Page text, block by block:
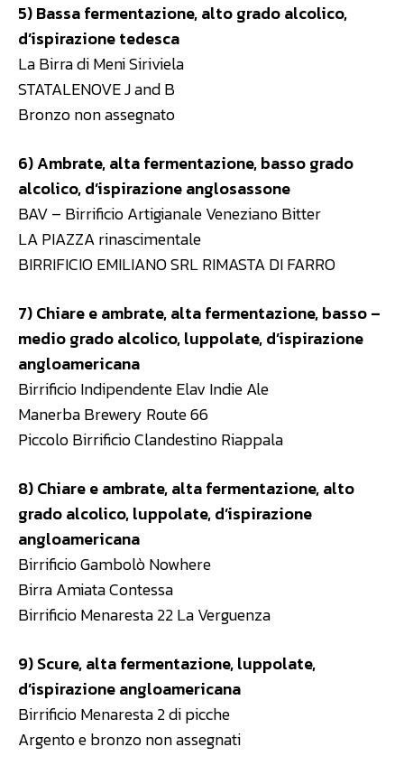
5) Bassa fermentazione, alto grado alcolico,
d’ispirazione tedesca
La Birra di Meni Siriviela
STATALENOVE J and B
Bronzo non assegnato
6) Ambrate, alta fermentazione, basso grado
alcolico, d’ispirazioneanglosassone
BAV – Birrificio Artigianale Veneziano Bitter
LA PIAZZA rinascimentale
BIRRIFICIO EMILIANO SRL RIMASTA DI FARRO
7) Chiare e ambrate, alta fermentazione, basso –
medio grado alcolico, luppolate, d’ispirazione
angloamericana
Birrificio Indipendente Elav Indie Ale
Manerba Brewery Route 66
Piccolo Birrificio Clandestino Riappala
8) Chiare e ambrate, alta fermentazione, alto
grado alcolico, luppolate, d’ispirazione
angloamericana
Birrificio Gambolò Nowhere
Birra Amiata Contessa
Birrificio Menaresta 22 La Verguenza
9) Scure, alta fermentazione, luppolate,
d’ispirazione angloamericana
Birrificio Menaresta 2 di picche
Argento e bronzo non assegnati